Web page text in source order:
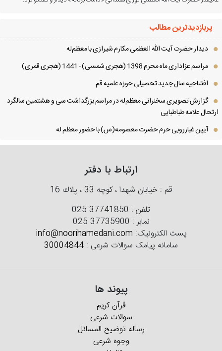
پربازدیدترین مطالب
دیدار حضرت آیت الله العظمی مكارم شیرازی با معظم‌له
مراسم عزاداری ماه محرم 1398 (هجری شمسی) - 1441 (هجری قمری)
افتتاحیه سال جدید تحصیلی حوزه علمیه قم
گزارش تصویری سخنرانی معظم‌له در مراسم بزرگداشت سی و هشتمین سالگرد
علامه طباطبایی
آیین غبارروبی حرم حضرت معصومه(س) با حضور معظم له
ارتباط با دفتر
قم : خیابان شهدا ، كوچه 33 ، پلاك 16
تلفن :025 37741850
نمابر :025 37735900
پست الکترونیک:info@noorihamedani.com
سامانه پیامک سوالات شرعی : 30004844
پیوند ها
قرآن کریم
سوالات شرعی
رساله توضیح المسائل
وجوه شرعی